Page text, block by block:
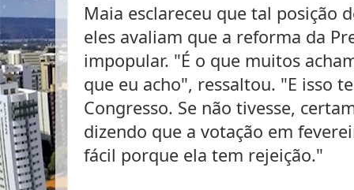
Maia esclareceu que tal posição
eles avaliam que a reforma da
impopular. "É o que muitos
que eu acho", ressaltou. "E isso
Congresso. Se não tivesse,
dizendo que a votação em
fácil porque ela tem rejeição."